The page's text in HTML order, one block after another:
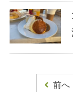
9
0
4
前へ